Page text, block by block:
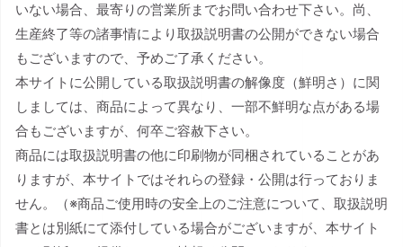
いない場合、最寄りの営業所までお問い合わせ下さい。尚、
生産終了等の諸事情により取扱説明書の公開ができない場合
もございますので、予めご了承ください。
本サイトに公開している取扱説明書の解像度（鮮明さ）に関
しましては、商品によって異なり、一部不鮮明な点がある場
合もございますが、何卒ご容赦下さい。
商品には取扱説明書の他に印刷物が同梱されていることがあ
りますが、本サイトではそれらの登録・公開は行っておりま
せん。（※商品ご使用時の安全上のご注意について、取扱説明
書とは別紙にて添付している場合がございますが、本サイト